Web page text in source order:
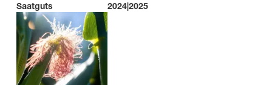
Saatguts
2024|2025